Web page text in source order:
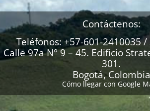
Contáctenos:
Teléfonos: +57-601-2410035
Calle 97a N° 9 – 45. Edificio
301.
Bogotá, Colombia
Cómo llegar con Google